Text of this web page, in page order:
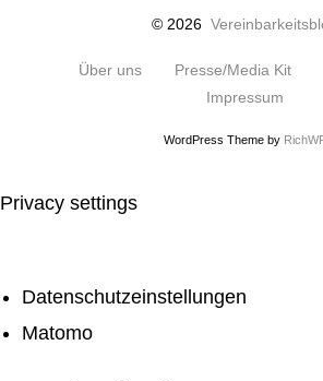
© 2026
Über uns Presse/Media Kit
Impressum
WordPress Theme by
Privacy settings
Datenschutzeinstellungen
Matomo